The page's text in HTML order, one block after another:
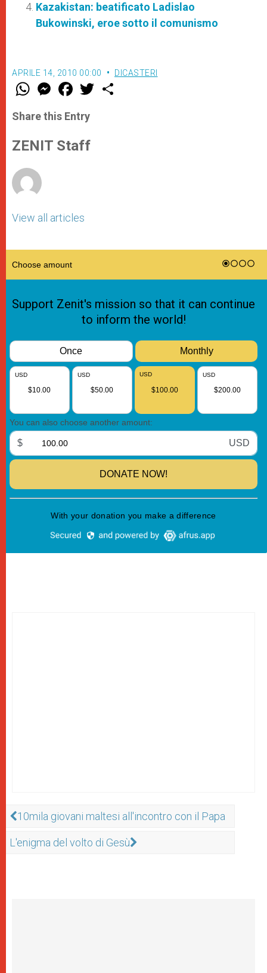
Kazakistan: beatificato Ladislao
Bukowinski, eroe sotto il comunismo
APRILE 14, 2010 00:00 DICASTERI
W
t
s
p
p
M
e
s
e
g
e
F
a
e
b
o
k
w
Share this Entry
ZENIT Staff
View all articles
10mila giovani maltesi all'incontro con il Papa
L'enigma del volto di Gesù